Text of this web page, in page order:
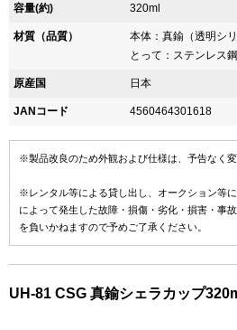
容量(約) 320ml
材質（品質）
本体：真鍮（透明シ
とって：ステンレス
原産国 日本
JANコード 4560464301618
※製品改良のため外観および仕様は、予告なく変
※レンタル等による貸し出し、オークション等
によって発生した故障・損傷・劣化・損害・事
を負いかねますので予めご了承ください。
UH-81 CSG 真鍮シェラカップ